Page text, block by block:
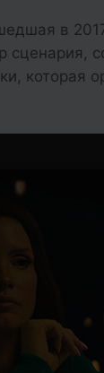
в
сценария,
которая